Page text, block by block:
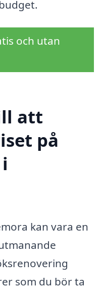
och utan
att
på
kan vara en
som du bör ta